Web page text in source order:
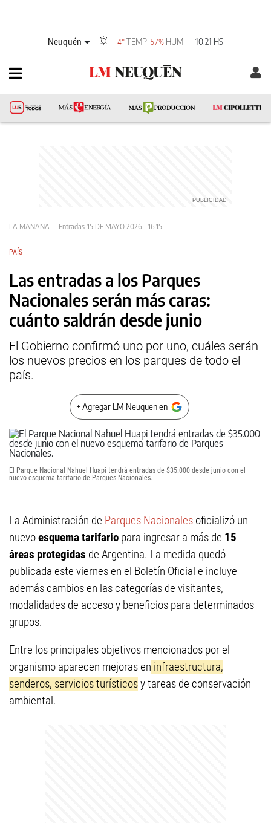
Neuquén 4°TEMP 57% HUM 10:21 HS
LA MAÑANA Entradas 15 DE MAYO 2026 - 16:15
PAÍS
Las entradas a los Parques
Nacionales serán más caras:
cuánto saldrán desde junio
El Gobierno confirmó uno por uno, cuáles serán
los nuevos precios en los parques de todo el
país.
+ Agregar LM Neuquen en
El Parque Nacional Nahuel Huapi tendrá entradas de $35.000 desde junio con el
nuevo esquema tarifario de Parques Nacionales.
La Administración de Parques Nacionales oficializó un
nuevoesquema tarifario para ingresar a más de 15
áreas protegidas de Argentina. La medida quedó
publicada este viernes en el Boletín Oficial e incluye
además cambios en las categorías de visitantes,
modalidades de acceso y beneficios para determinados
grupos.
Entre los principales objetivos mencionados por el
organismo aparecen mejoras en infraestructura,
senderos, servicios turísticosy tareas de conservación
ambiental.